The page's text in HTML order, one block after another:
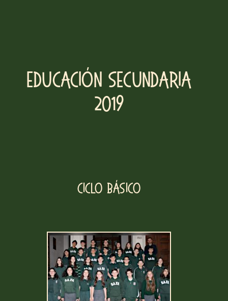
Educación Secundaria
2019
Ciclo Básico